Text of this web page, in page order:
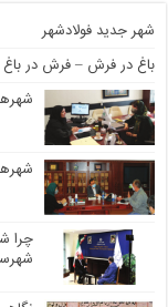
شهر جدید فولادشهر
باغ در فرش – فرش در باغ
چرا